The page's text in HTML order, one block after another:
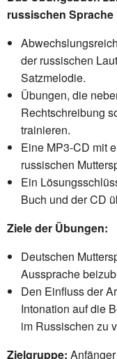
russischen Sprache
der russischen
Satzmelodie.
Übungen, die
Rechtschreibung
trainieren.
Eine MP3-CD mit
russischen
Ein
Buch und der CD
Ziele der Übungen:
Deutschen
Aussprache
Den Einfluss der
Intonation auf die
im Russischen zu
Zielgruppe: